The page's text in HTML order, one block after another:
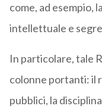
come, ad esempio,
intellettuale e
In particolare, tale
colonne portanti: il
pubblici, la